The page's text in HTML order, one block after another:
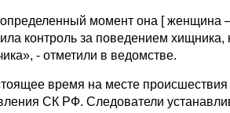
момент она [ женщина –
контроль за поведением
- отметили в ведомстве.
время на месте происшествия
СК РФ. Следователи